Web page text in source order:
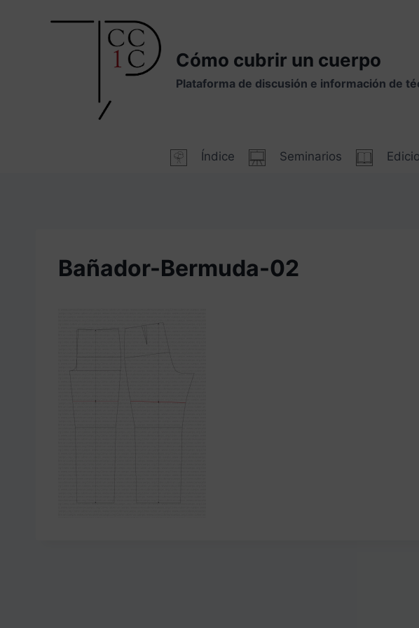
Cómo cubrir un cuerpo
Plataforma de discusión e información de
Índice Seminarios
Bañador-Bermuda-02